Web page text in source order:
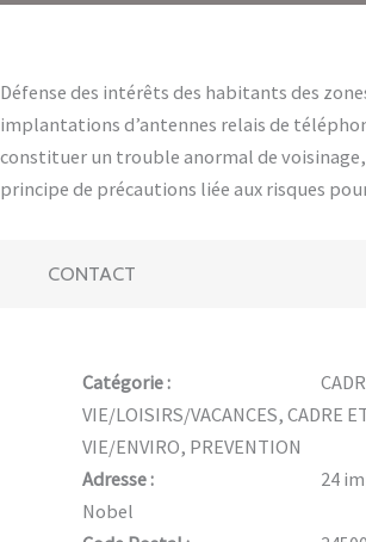
Défense des intérêts des habitants des
implantations d’antennes relais de
constituer un trouble anormal de
principe de précautions liée aux risques
CONTACT
Catégorie :
VIE/LOISIRS/VACANCES, CADRE
VIE/ENVIRO, PREVENTION
Adresse :
24
Nobel